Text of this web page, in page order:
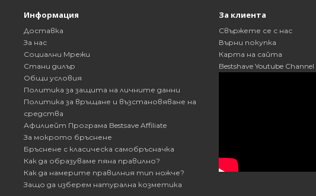
Информация
Доставка
За нас
Социални Мрежи
Стани дилър
Общи условия
Политика за защита на личните данни
Политика за връщане и възстановяване на
средства
Афилиейт Програма Bestsave Affiliate
За мокрото бръснене
Бръснене с класическа самобръсначка
Как да образуваме пяна правилно?
Как да намерите правилния тип ножче?
Защо да изберем натурална козметика
За клиента
Свържете се с нас
Върни покупка
Карта на сайта
Bestshave Youtube Channel